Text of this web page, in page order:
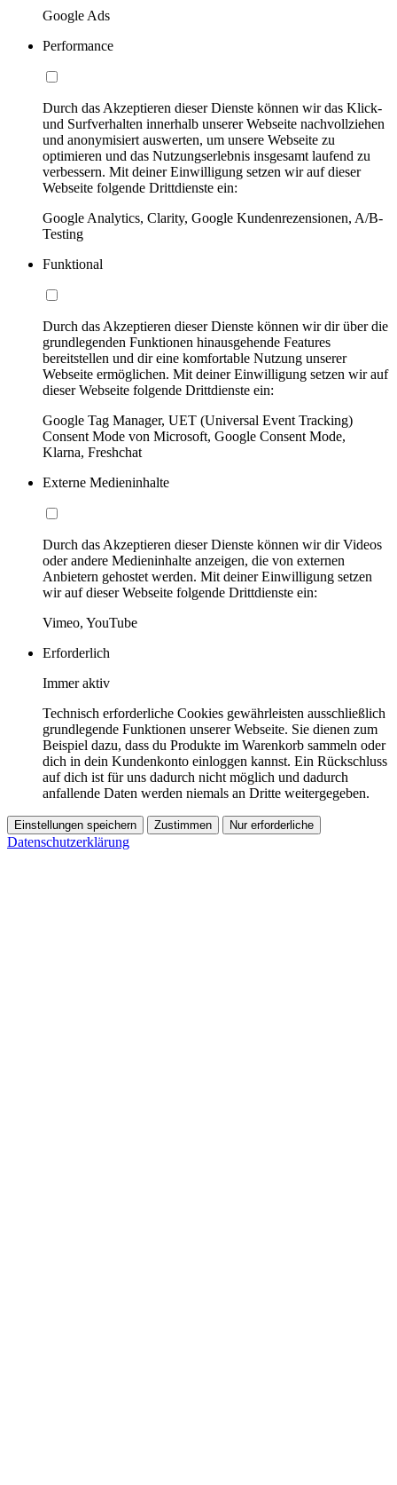
Google Ads
Performance
Durch das Akzeptieren dieser Dienste können wir das Klick-
und Surfverhalten innerhalb unserer Webseite nachvollziehen
und anonymisiert auswerten, um unsere Webseite zu
optimieren und das Nutzungserlebnis insgesamt laufend zu
verbessern. Mit deiner Einwilligung setzen wir auf dieser
Webseite folgende Drittdienste ein:
Google Analytics, Clarity, Google Kundenrezensionen, A/B-
Testing
Funktional
Durch das Akzeptieren dieser Dienste können wir dir über die
grundlegenden Funktionen hinausgehende Features
bereitstellen und dir eine komfortable Nutzung unserer
Webseite ermöglichen. Mit deiner Einwilligung setzen wir auf
dieser Webseite folgende Drittdienste ein:
Google Tag Manager, UET (Universal Event Tracking)
Consent Mode von Microsoft, Google Consent Mode,
Klarna, Freshchat
Externe Medieninhalte
Durch das Akzeptieren dieser Dienste können wir dir Videos
oder andere Medieninhalte anzeigen, die von externen
Anbietern gehostet werden. Mit deiner Einwilligung setzen
wir auf dieser Webseite folgende Drittdienste ein:
Vimeo, YouTube
Erforderlich
Immer aktiv
Technisch erforderliche Cookies gewährleisten ausschließlich
grundlegende Funktionen unserer Webseite. Sie dienen zum
Beispiel dazu, dass du Produkte im Warenkorb sammeln oder
dich in dein Kundenkonto einloggen kannst. Ein Rückschluss
auf dich ist für uns dadurch nicht möglich und dadurch
anfallende Daten werden niemals an Dritte weitergegeben.
Einstellungen speichern Zustimmen Nur erforderliche
Datenschutzerklärung